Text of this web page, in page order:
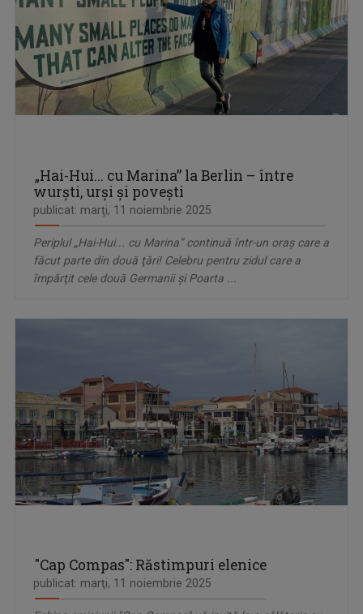
„Hai-Hui... cu Marina” la Berlin – între
wurşti, urşi şi poveşti
publicat: marţi, 11 noiembrie 2025
Periplul „Hai-Hui... cu Marina” continuă într-un oraş care a
făcut parte din două ţări! Celebru pentru zidul care a
împărţit cele două Germanii şi Poarta ...
"Cap Compas": Răstimpuri elenice
publicat: marţi, 11 noiembrie 2025